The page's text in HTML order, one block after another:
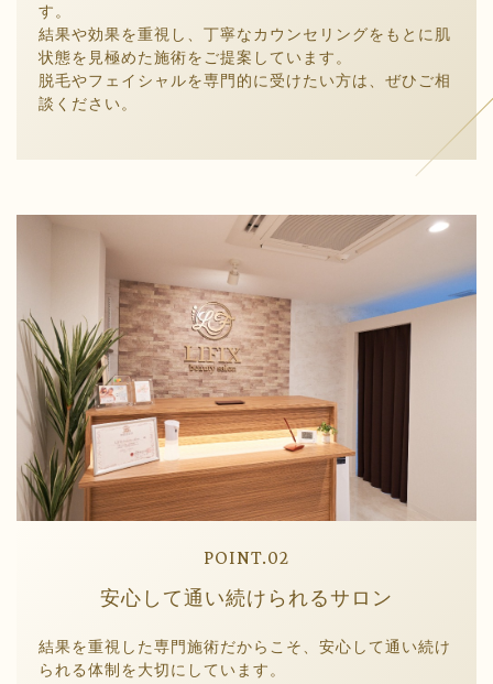
す。
結果や効果を重視し、丁寧なカウンセリングをもとに肌
状態を見極めた施術をご提案しています。
脱毛やフェイシャルを専門的に受けたい方は、ぜひご相
談ください。
POINT.02
安心して通い続けられるサロン
結果を重視した専門施術だからこそ、安心して通い続け
られる体制を大切にしています。